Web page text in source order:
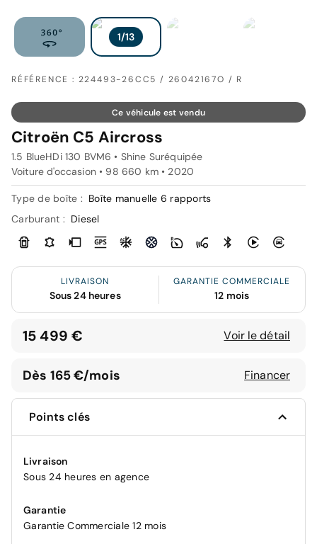
RÉFÉRENCE : 224493-26CC5 / 26042167O / R
Ce véhicule est vendu
Citroën C5 Aircross
1.5 BlueHDi 130 BVM6 • Shine Suréquipée
Voiture d'occasion • 98 660 km • 2020
Type de boîte : Boîte manuelle 6 rapports
Carburant : Diesel
LIVRAISON
Sous 24 heures
GARANTIE COMMERCIALE
12 mois
15 499 € Voir le détail
Dès 165 €/mois Financer
Points clés
Livraison
Sous 24 heures en agence
Garantie
Garantie Commerciale 12 mois